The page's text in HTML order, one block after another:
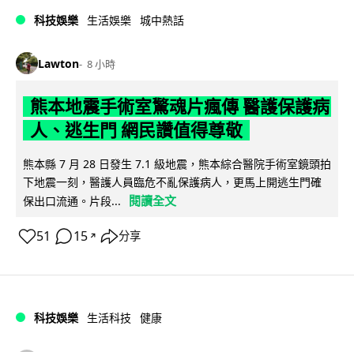
科技娛樂 生活娛樂 城中熱話
Lawton 8 小時
熊本地震手術室驚魂片瘋傳 醫護保護病
人、逃生門 網民讚值得尊敬
熊本縣 7 月 28 日發生 7.1 級地震，熊本綜合醫院手術室鏡頭拍
下地震一刻，醫護人員臨危不亂保護病人，更馬上開逃生門確
保出口流通。片段...
閱讀全文
51 15 ↗ 分享
科技娛樂 生活科技 健康